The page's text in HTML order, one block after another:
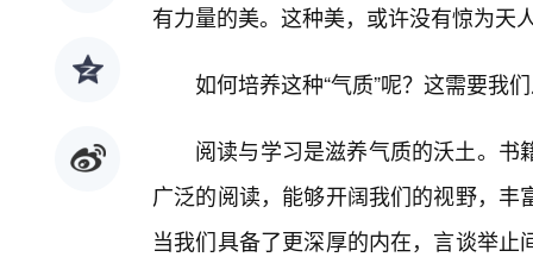
有力量的美。这种美，或许没有惊为天
如何培养这种“气质”呢？这需要我
阅读与学习是滋养气质的沃土。
广泛的阅读，能够开阔我们的视野，
当我们具备了更深厚的内在，言谈举